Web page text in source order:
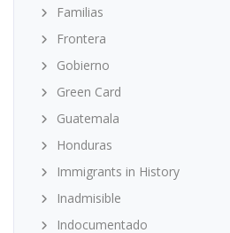
Familias
Frontera
Gobierno
Green Card
Guatemala
Honduras
Immigrants in History
Inadmisible
Indocumentado